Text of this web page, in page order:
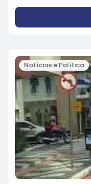
Notícias e Política